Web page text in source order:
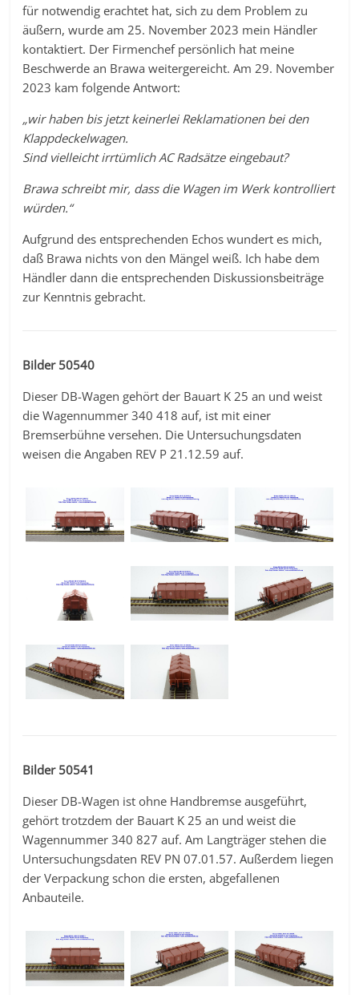
für notwendig erachtet hat, sich zu dem Problem zu
äußern, wurde am 25. November 2023 mein Händler
kontaktiert. Der Firmenchef persönlich hat meine
Beschwerde an Brawa weitergereicht. Am 29. November
2023 kam folgende Antwort:
„wir haben bis jetzt keinerlei Reklamationen bei den
Klappdeckelwagen.
Sind vielleicht irrtümlich AC Radsätze eingebaut?
Brawa schreibt mir, dass die Wagen im Werk kontrolliert
würden.“
Aufgrund des entsprechenden Echos wundert es mich,
daß Brawa nichts von den Mängel weiß. Ich habe dem
Händler dann die entsprechenden Diskussionsbeiträge
zur Kenntnis gebracht.
Bilder 50540
Dieser DB-Wagen gehört der Bauart K 25 an und weist
die Wagennummer 340 418 auf, ist mit einer
Bremserbühne versehen. Die Untersuchungsdaten
weisen die Angaben REV P 21.12.59 auf.
Bilder 50541
Dieser DB-Wagen ist ohne Handbremse ausgeführt,
gehört trotzdem der Bauart K 25 an und weist die
Wagennummer 340 827 auf. Am Langträger stehen die
Untersuchungsdaten REV PN 07.01.57. Außerdem liegen
der Verpackung schon die ersten, abgefallenen
Anbauteile.